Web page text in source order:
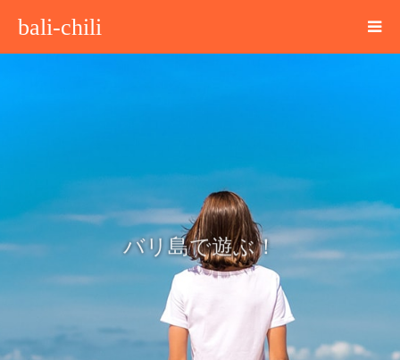
bali-chili
バリ島で遊ぶ！
海で！山で！川で！動物と！
子どもから大人まで楽しめるオプショナル・アクティビティを格安でご予約